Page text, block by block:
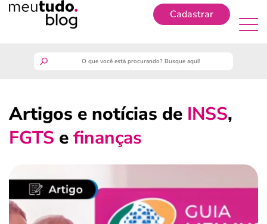
Cadastrar
guia do trabalhador
benefícios
crédito fácil
Artigos e notícias de INSS,
FGTS efinanças